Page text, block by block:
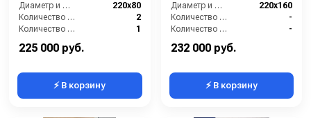
Диаметр и ширина щёток (мм):
220х80
Количество щёток полировки (шт):
2
Количество щёток предварительной очистки (шт):
1
225 000 руб.
⚡ В корзину
Диаметр и ширина щёток (мм):
220х160
Количество боковых щёток (шт):
-
Количество нижних щёточных валиков (шт):
-
232 000 руб.
⚡ В корзину